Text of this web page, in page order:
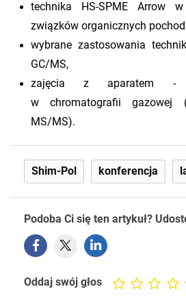
technika HS-SPME Arrow
związków organicznych
wybrane zastosowania
GC/MS,
zajęcia z aparatem -
w chromatografii gazowej
MS/MS).
Shim-Pol konferencja
Podoba Ci się ten artykuł?
Oddaj swój głos